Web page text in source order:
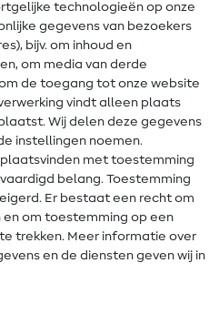
technologieën op onze
gegevens van bezoekers
bijv. om inhoud en
om media van derde
de toegang tot onze website
vindt alleen plaats
Wij delen deze gegevens
instellingen noemen.
met toestemming
belang. Toestemming
Er bestaat een recht om
om toestemming op een
trekken. Meer informatie over
en de diensten geven wij in